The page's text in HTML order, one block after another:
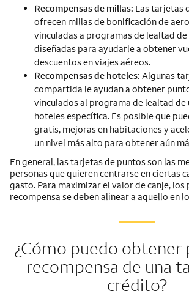
Recompensas de millas: Las tarjetas
ofrecen millas de bonificación de
vinculadas a programas de lealtad
diseñadas para ayudarle a obtener
descuentos en viajes aéreos.
Recompensas de hoteles: Algunas
compartida le ayudan a obtener
vinculados al programa de lealtad de
hoteles específica. Es posible que
gratis, mejoras en habitaciones y
un nivel más alto para obtener aún
En general, las tarjetas de puntos son las
personas que quieren centrarse en ciertas
gasto. Para maximizar el valor de canje, los
recompensa se deben alinear a aquello en
¿Cómo puedo obtener
recompensa de una
crédito?